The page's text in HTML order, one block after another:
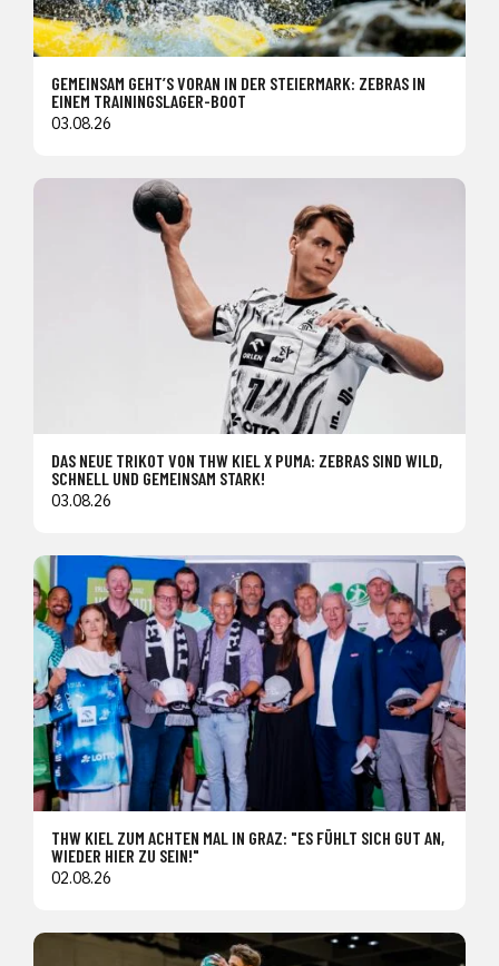
GEMEINSAM GEHT’S VORAN IN DER STEIERMARK: ZEBRAS IN
EINEM TRAININGSLAGER-BOOT
03.08.26
DAS NEUE TRIKOT VON THW KIEL X PUMA: ZEBRAS SIND WILD,
SCHNELL UND GEMEINSAM STARK!
03.08.26
THW KIEL ZUM ACHTEN MAL IN GRAZ: "ES FÜHLT SICH GUT AN,
WIEDER HIER ZU SEIN!"
02.08.26